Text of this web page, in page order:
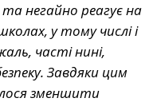
та негайно реагує на
у тому числі і
часті нині,
Завдяки цим
зменшити